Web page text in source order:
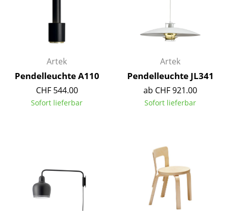
Esszimmer
Schlafzimmer
Badezimmer
Stauraum
Balkon & Garten
Artek
Pendelleuchte A110
CHF 544.00
Sofort lieferbar
Artek
Pendelleuchte JL341
ab CHF 921.00
Sofort lieferbar